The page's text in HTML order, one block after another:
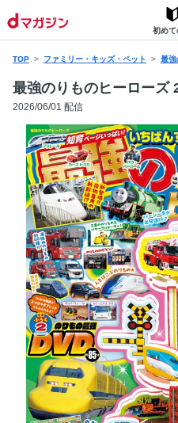
初めて
TOP ファミリー・キッズ・ペット 最強
最強のりものヒーローズ
2026/06/01 配信